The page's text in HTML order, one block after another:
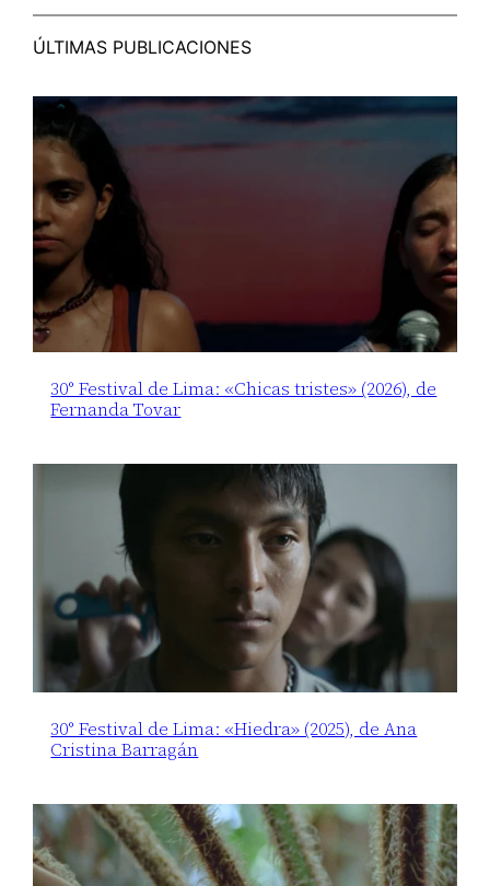
ÚLTIMAS PUBLICACIONES
30° Festival de Lima: «Chicas tristes» (2026), de
Fernanda Tovar
30° Festival de Lima: «Hiedra» (2025), de Ana
Cristina Barragán